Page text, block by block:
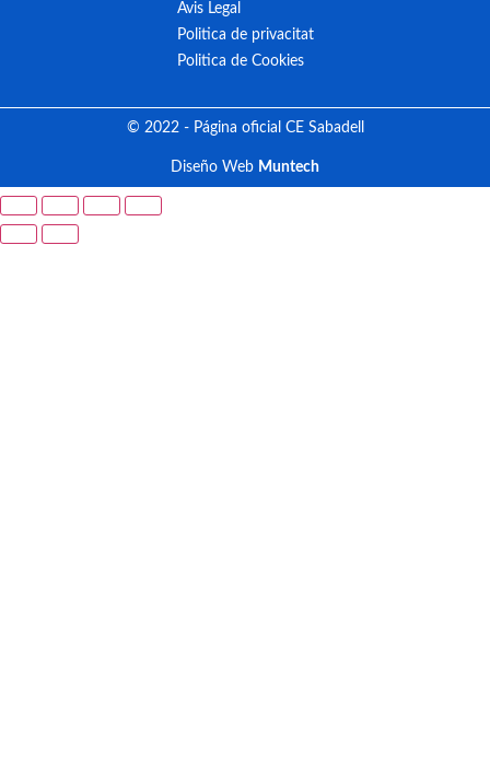
Avis Legal
Politica de privacitat
Politica de Cookies
© 2022 - Página oficial CE Sabadell
Diseño Web Muntech